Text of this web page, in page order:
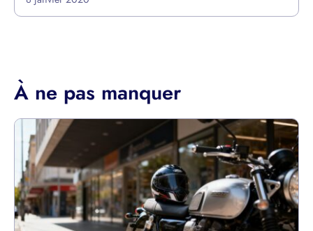
À ne pas manquer